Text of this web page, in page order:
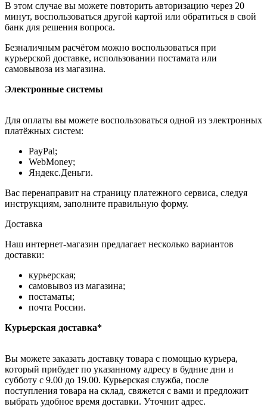
В этом случае вы можете повторить авторизацию через 20
минут, воспользоваться другой картой или обратиться в свой
банк для решения вопроса.
Безналичным расчётом можно воспользоваться при
курьерской доставке, использовании постамата или
самовывоза из магазина.
Электронные системы
Для оплаты вы можете воспользоваться одной из электронных
платёжных систем:
PayPal;
WebMoney;
Яндекс.Деньги.
Вас перенаправит на страницу платежного сервиса, следуя
инструкциям, заполните правильную форму.
Доставка
Наш интернет-магазин предлагает несколько вариантов
доставки:
курьерская;
самовывоз из магазина;
постаматы;
почта России.
Курьерская доставка*
Вы можете заказать доставку товара с помощью курьера,
который прибудет по указанному адресу в будние дни и
субботу с 9.00 до 19.00. Курьерская служба, после
поступления товара на склад, свяжется с вами и предложит
выбрать удобное время доставки. Уточнит адрес.